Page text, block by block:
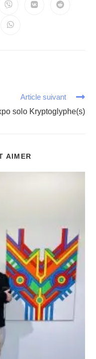
Article suivant
solo Kryptoglyphe(s)
AIMER